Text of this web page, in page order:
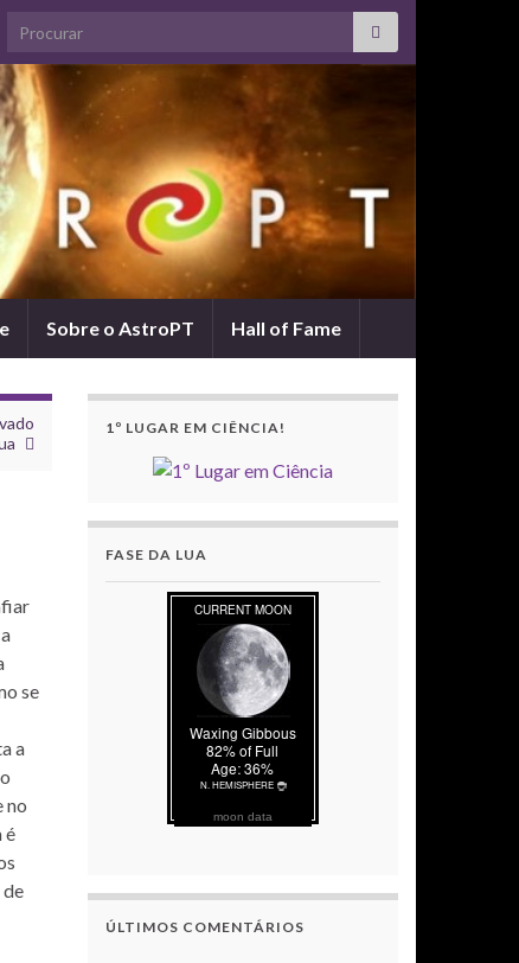
Search for:
Sobre o AstroPT Hall of Fame
se
a
no
é
de
1º LUGAR EM CIÊNCIA!
FASE DA LUA
moon data
ÚLTIMOS COMENTÁRIOS